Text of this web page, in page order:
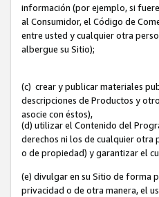
información (por ejemplo, si
al Consumidor, el Código de
entre usted y cualquier otra
albergue su Sitio);
(c) crear y publicar materiales
descripciones de Productos y
asocie con éstos),
(d) utilizar el Contenido del
derechos ni los de cualquier otra
o de propiedad) y garantizar el
(e) divulgar en su Sitio de forma
privacidad o de otra manera, el